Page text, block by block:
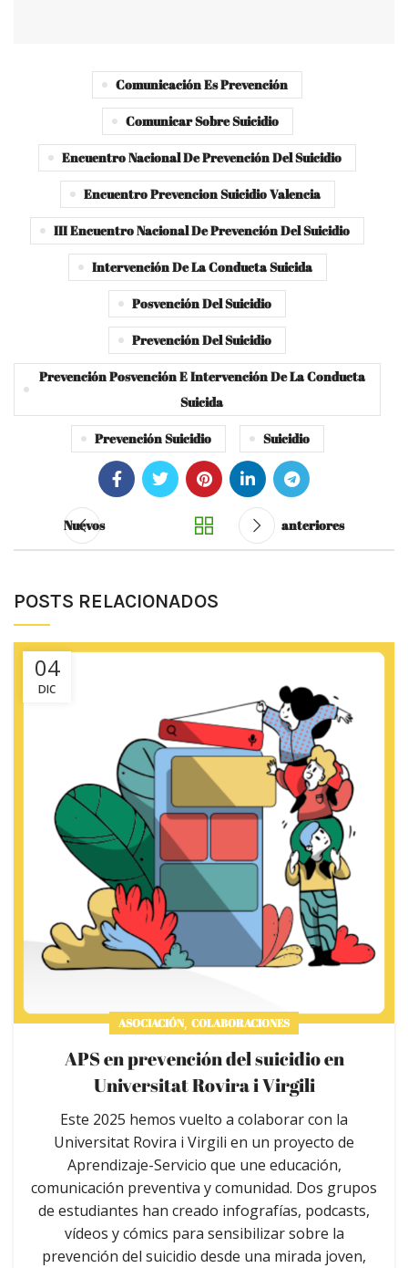
Comunicación Es Prevención
Comunicar Sobre Suicidio
Encuentro Nacional De Prevención Del Suicidio
Encuentro Prevencion Suicidio Valencia
III Encuentro Nacional De Prevención Del Suicidio
Intervención De La Conducta Suicida
Posvención Del Suicidio
Prevención Del Suicidio
Prevención Posvención E Intervención De La Conducta
Suicida
Prevención Suicidio Suicidio
Nuevos anteriores
POSTS RELACIONADOS
04
DIC
ASOCIACIÓN, COLABORACIONES
APS en prevención del suicidio en
Universitat Rovira i Virgili
Este 2025 hemos vuelto a colaborar con la
Universitat Rovira i Virgili en un proyecto de
Aprendizaje-Servicio que une educación,
comunicación preventiva y comunidad. Dos grupos
de estudiantes han creado infografías, podcasts,
vídeos y cómics para sensibilizar sobre la
prevención del suicidio desde una mirada joven,